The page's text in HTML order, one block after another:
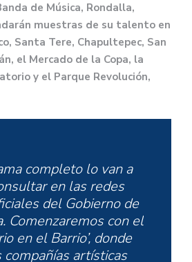
de Música, Rondalla,
muestras de su talento en
Santa Tere, Chapultepec, San
el Mercado de la Copa, la
y el Parque Revolución,
completo lo van a
en las redes
del Gobierno de
Comenzaremos con el
en el Barrio’, donde
compañías artísticas